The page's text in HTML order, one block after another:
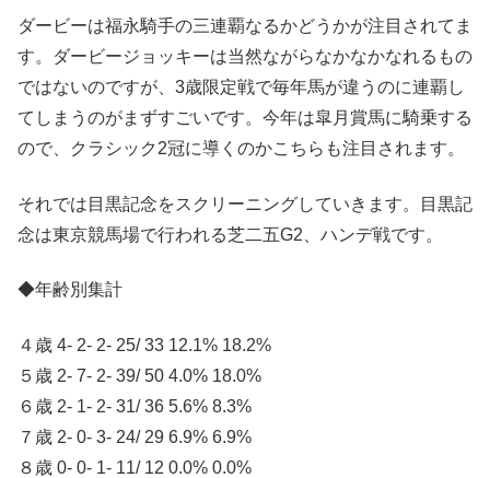
ダービーは福永騎手の三連覇なるかどうかが注目されてま
す。ダービージョッキーは当然ながらなかなかなれるもの
ではないのですが、3歳限定戦で毎年馬が違うのに連覇し
てしまうのがまずすごいです。今年は皐月賞馬に騎乗する
ので、クラシック2冠に導くのかこちらも注目されます。
それでは目黒記念をスクリーニングしていきます。目黒記
念は東京競馬場で行われる芝二五G2、ハンデ戦です。
◆年齢別集計
４歳 4- 2- 2- 25/ 33 12.1% 18.2%
５歳 2- 7- 2- 39/ 50 4.0% 18.0%
６歳 2- 1- 2- 31/ 36 5.6% 8.3%
７歳 2- 0- 3- 24/ 29 6.9% 6.9%
８歳 0- 0- 1- 11/ 12 0.0% 0.0%